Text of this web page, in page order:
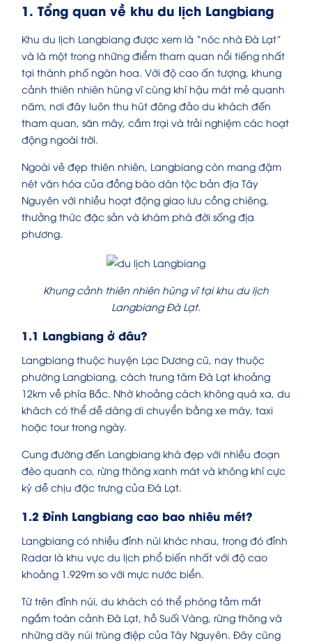
1. Tổng quan về khu du lịch Langbiang
Khu du lịch Langbiang được xem là “nóc nhà Đà Lạt”
và là một trong những điểm tham quan nổi tiếng nhất
tại thành phố ngàn hoa. Với độ cao ấn tượng, khung
cảnh thiên nhiên hùng vĩ cùng khí hậu mát mẻ quanh
năm, nơi đây luôn thu hút đông đảo du khách đến
tham quan, săn mây, cắm trại và trải nghiệm các hoạt
động ngoài trời.
Ngoài vẻ đẹp thiên nhiên, Langbiang còn mang đậm
nét văn hóa của đồng bào dân tộc bản địa Tây
Nguyên với nhiều hoạt động giao lưu cồng chiêng,
thưởng thức đặc sản và khám phá đời sống địa
phương.
Khung cảnh thiên nhiên hùng vĩ tại khu du lịch
Langbiang Đà Lạt.
1.1 Langbiang ở đâu?
Langbiang thuộc huyện Lạc Dương cũ, nay thuộc
phường Langbiang, cách trung tâm Đà Lạt khoảng
12km về phía Bắc. Nhờ khoảng cách không quá xa, du
khách có thể dễ dàng di chuyển bằng xe máy, taxi
hoặc tour trong ngày.
Cung đường đến Langbiang khá đẹp với nhiều đoạn
đèo quanh co, rừng thông xanh mát và không khí cực
kỳ dễ chịu đặc trưng của Đà Lạt.
1.2 Đỉnh Langbiang cao bao nhiêu mét?
Langbiang có nhiều đỉnh núi khác nhau, trong đó đỉnh
Radar là khu vực du lịch phổ biến nhất với độ cao
khoảng 1.929m so với mực nước biển.
Từ trên đỉnh núi, du khách có thể phóng tầm mắt
ngắm toàn cảnh Đà Lạt, hồ Suối Vàng, rừng thông và
những dãy núi trùng điệp của Tây Nguyên. Đây cũng